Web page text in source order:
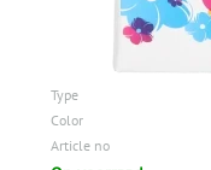
Type
Color
Article no